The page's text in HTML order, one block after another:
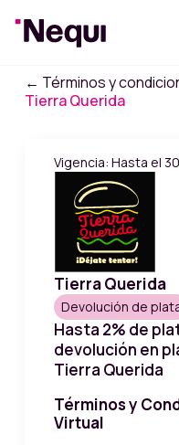
← Términos y
Tierra Querida
Vigencia: Hasta el
Tierra Querida
Devolución de
Hasta 2% de
devolución en
Tierra Querida
Términos y
Virtual